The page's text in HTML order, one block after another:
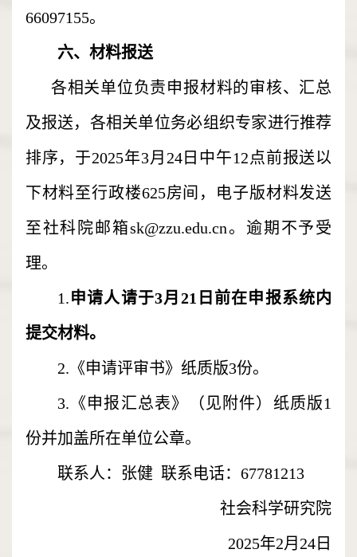
66097155。
六、材料报送
各相关单位负责申报材料的审核、汇总
及报送，各相关单位务必组织专家进行推荐
排序，于2025年3月24日中午12点前报送以
下材料至行政楼625房间，电子版材料发送
至社科院邮箱sk@zzu.edu.cn。逾期不予受
理。
1.申请人请于3月21日前在申报系统内
提交材料。
2.《申请评审书》纸质版3份。
3.《申报汇总表》（见附件）纸质版1
份并加盖所在单位公章。
联系人：张健 联系电话：67781213
社会科学研究院
2025年2月24日